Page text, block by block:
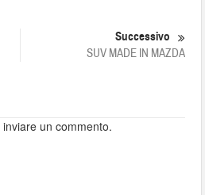
Successivo
SUV MADE IN MAZDA
un commento.